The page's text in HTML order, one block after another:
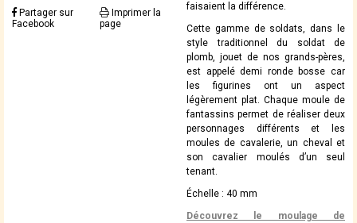
Partager sur
Facebook
Imprimer la
page
faisaient la différence.
Cette gamme de soldats, dans le
style traditionnel du soldat de
plomb, jouet de nos grands-pères,
est appelé demi ronde bosse car
les figurines ont un aspect
légèrement plat. Chaque moule de
fantassins permet de réaliser deux
personnages différents et les
moules de cavalerie, un cheval et
son cavalier moulés d’un seul
tenant.
Échelle : 40 mm
Découvrez le moulage de